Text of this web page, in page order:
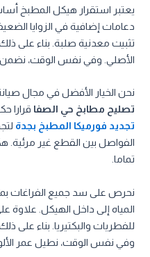
يعتبر استقرار هيكل المطبخ
دعامات إضافية في الزوايا
تثبيت معدنية صلبة. بناء على
الأصلي. وفي نفس الوقت، نضمن
نحن الخيار الأفضل في مجال
تصليح مطابخ حي الصفا قرارا
تجديد فورميكا المطبخ بجدة
الفواصل بين القطع غير مرئية.
تماما.
نحرص على سد جميع الفراغات
المياه إلى داخل الهيكل.
للفطريات والبكتيريا. بناء على
وفي نفس الوقت، نطيل عمر